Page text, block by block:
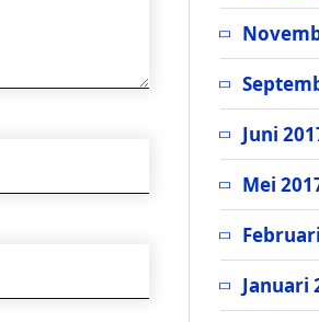
Juni
Mei
Januari